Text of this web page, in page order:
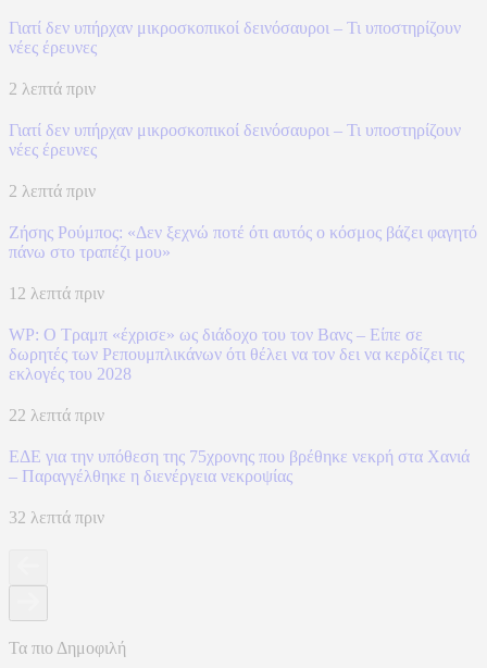
Γιατί δεν υπήρχαν μικροσκοπικοί δεινόσαυροι – Τι υποστηρίζουν
νέες έρευνες
2 λεπτά πριν
Γιατί δεν υπήρχαν μικροσκοπικοί δεινόσαυροι – Τι υποστηρίζουν
νέες έρευνες
2 λεπτά πριν
Ζήσης Ρούμπος: «Δεν ξεχνώ ποτέ ότι αυτός ο κόσμος βάζει φαγητό
πάνω στο τραπέζι μου»
12 λεπτά πριν
WP: Ο Τραμπ «έχρισε» ως διάδοχο του τον Βανς – Είπε σε
δωρητές των Ρεπουμπλικάνων ότι θέλει να τον δει να κερδίζει τις
εκλογές του 2028
22 λεπτά πριν
ΕΔΕ για την υπόθεση της 75χρονης που βρέθηκε νεκρή στα Χανιά
– Παραγγέλθηκε η διενέργεια νεκροψίας
32 λεπτά πριν
Τα πιο Δημοφιλή